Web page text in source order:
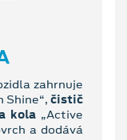
zahrnuje
Shine“,čistič
kola „Active
a dodává